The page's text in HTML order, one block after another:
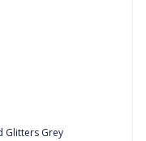
Glitters Grey